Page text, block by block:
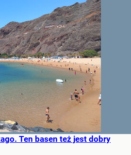
Ten basen też jest dobry